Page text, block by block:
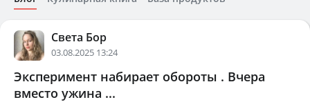
Света Бор
03.08.2025 13:24
Эксперимент набирает обороты . Вчера
вместо ужина ...